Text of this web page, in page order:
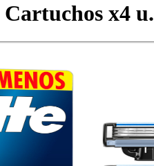
x4 u.